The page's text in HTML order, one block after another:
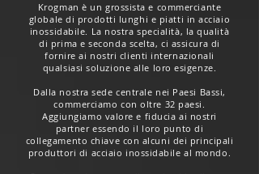
Krogman è un grossista e commerciante
globale di prodotti lunghi e piatti in acciaio
inossidabile. La nostra specialità, la qualità
di prima e seconda scelta, ci assicura di
fornire ai nostri clienti internazionali
qualsiasi soluzione alle loro esigenze.
Dalla nostra sede centrale nei Paesi Bassi,
commerciamo con oltre 32 paesi.
Aggiungiamo valore e fiducia ai nostri
partner essendo il loro punto di
collegamento chiave con alcuni dei principali
produttori di acciaio inossidabile al mondo.